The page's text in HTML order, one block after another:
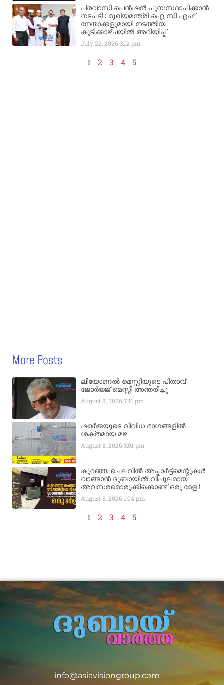
പ്രവാസി പെൻഷൻ പുനഃസ്ഥാപിക്കാൻ
നടപടി : മുഖ്യമന്ത്രി ഐ സി എഫ്
നേതാക്കളുമായി നടത്തിയ
കൂടിക്കാഴ്ചയിൽ അറിയിപ്പ്
July 22, 20263:12 pm
1 2 3 4 5
More Posts
ലിയോണൽ മെസ്സിയുടെ പിതാവ്
ജോർജ്ജ് മെസ്സി അന്തരിച്ചു
August 8, 20267:11 pm
ഷാർജയുടെ വിവിധ ഭാഗങ്ങളിൽ
ശക്തമായ മഴ
August 8, 20263:01 pm
കുറഞ്ഞ ചെലവിൽ അപ്പാർട്ട്മെന്റുകൾ
വാങ്ങാൻ ദുബായിൽ വിപുലമായ
അവസരമൊരുക്കിക്കൊണ്ട് ഒരു മേള !
August 8, 2026 1:04 pm
1 2 3 4 5
info@asiavisiongroup.com